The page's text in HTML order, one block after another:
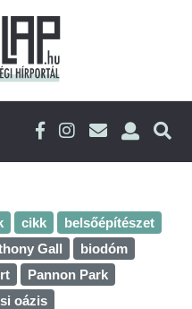
cikk
belsőépítészet
Gall
biodóm
Pannon Park
oázis